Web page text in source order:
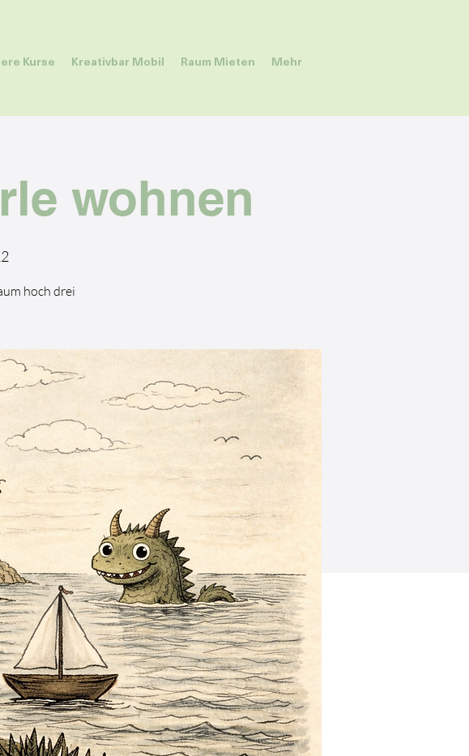
Kurse Kreativbar Mobil Raum Mieten Mehr
wohnen
hoch drei